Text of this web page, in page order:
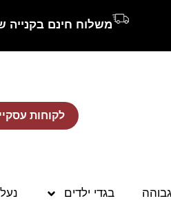
משלוח חינם בקנייה של ₪350
לקוחות
בגדי ילדים